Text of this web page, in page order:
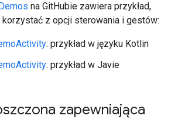
na GitHubie zawiera przykład,
korzystać z opcji sterowania i gestów:
: przykład w języku Kotlin
: przykład w Javie
zapewniająca